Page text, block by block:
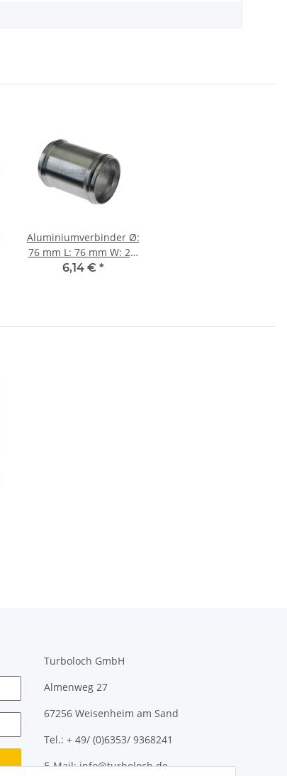
Aluminiumverbinder Ø:
76 mm L: 76 mm W: 2,5
mm - beidseitig gesickt
6,14 € *
Turboloch GmbH
Almenweg 27
67256 Weisenheim am Sand
Tel.: + 49/ (0)6353/ 9368241
E-Mail: info@turboloch.de